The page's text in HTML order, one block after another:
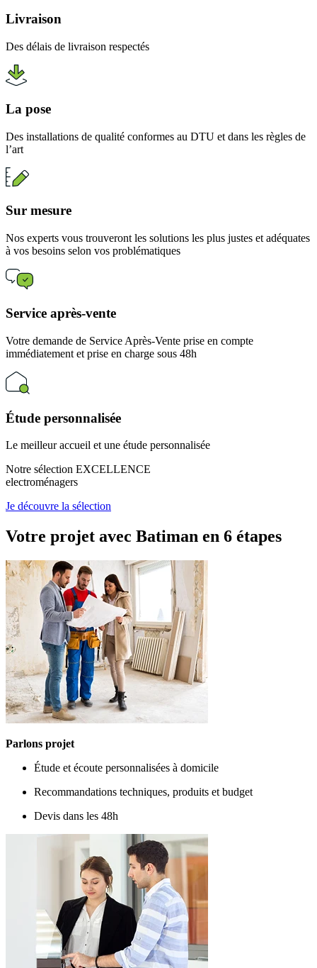
Livraison
Des délais de livraison respectés
La pose
Des installations de qualité conformes au DTU et dans les règles de
l’art
Sur mesure
Nos experts vous trouveront les solutions les plus justes et adéquates
à vos besoins selon vos problématiques
Service après-vente
Votre demande de Service Après-Vente prise en compte
immédiatement et prise en charge sous 48h
Étude personnalisée
Le meilleur accueil et une étude personnalisée
Notre sélection EXCELLENCE
electroménagers
Je découvre la sélection
Votre projet avec Batiman en 6 étapes
Parlons projet
Étude et écoute personnalisées à domicile
Recommandations techniques, produits et budget
Devis dans les 48h